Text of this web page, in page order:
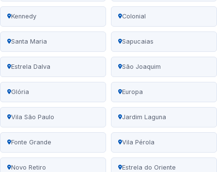
Kennedy Colonial
Santa Maria Sapucaias
Estrela Dalva São Joaquim
Glória Europa
Vila São Paulo Jardim Laguna
Fonte Grande Vila Pérola
Novo Retiro Estrela do Oriente